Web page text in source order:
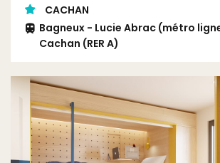
CACHAN
Bagneux - Lucie Abrac (métro
Cachan (RER A)